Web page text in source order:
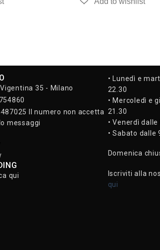
35 - Milano
Il numero non accetta
messaggi
qui
• Lunedì e
22.30
• Mercoledì e
21.30
• Venerdì
• Sabato dalle
Domenica
Iscriviti alla
qui